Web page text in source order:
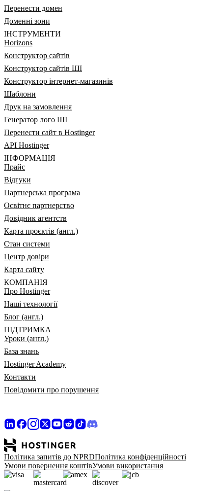
Перенести домен
Доменні зони
ІНСТРУМЕНТИ
Horizons
Конструктор сайтів
Конструктор сайтів ШІ
Конструктор інтернет-магазинів
Шаблони
Друк на замовлення
Генератор лого ШІ
Перенести сайт в Hostinger
API Hostinger
ІНФОРМАЦІЯ
Прайс
Відгуки
Партнерська програма
Освітнє партнерство
Довідник агентств
Карта проєктів (англ.)
Стан системи
Центр довіри
Карта сайту
КОМПАНІЯ
Про Hostinger
Наші технології
Блог (англ.)
ПІДТРИМКА
Уроки (англ.)
База знань
Hostinger Academy
Контакти
Повідомити про порушення
Політика запитів до NPRDПолітика конфіденційності
Умови повернення коштівУмови використання